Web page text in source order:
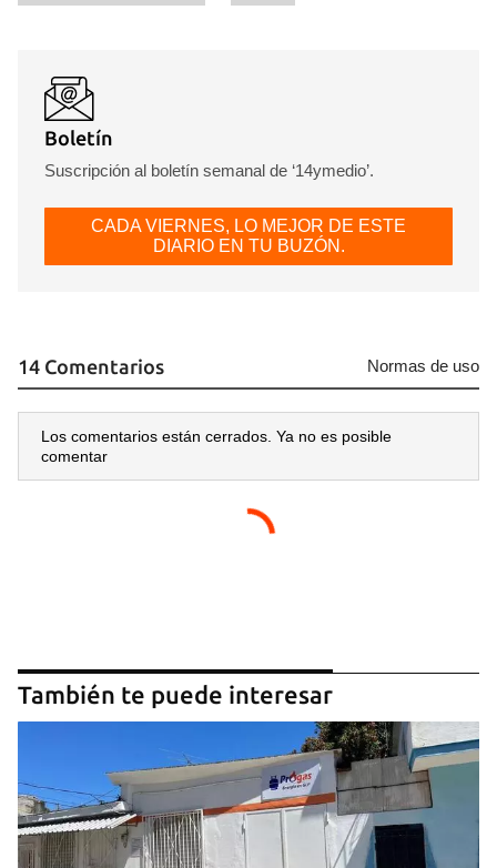
Boletín
Suscripción al boletín semanal de ‘14ymedio’.
CADA VIERNES, LO MEJOR DE ESTE
DIARIO EN TU BUZÓN.
14 Comentarios Normas de uso
Los comentarios están cerrados. Ya no es posible
comentar
También te puede interesar